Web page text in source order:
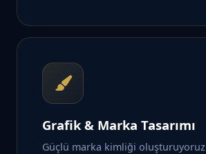
Grafik & Marka Tasarımı
Güçlü marka kimliği oluşturuyoruz